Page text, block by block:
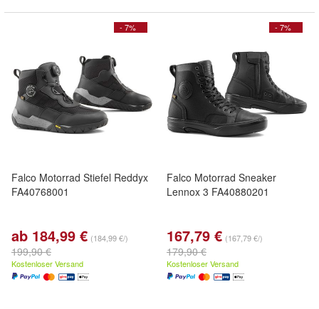
- 7%
Falco Motorrad Stiefel Reddyx
FA40768001
ab 184,99 € (184,99 €/)
199,90 €
Kostenloser Versand
- 7%
Falco Motorrad Sneaker
Lennox 3 FA40880201
167,79 € (167,79 €/)
179,90 €
Kostenloser Versand